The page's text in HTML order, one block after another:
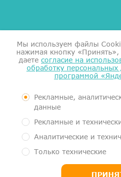
Справка для налоговой
Документы
Контролирующие органы
Пользовательское соглашение
Политика обработки персональных
Медицинский центр МеркуриМед.
1161101054663, ИНН 1101058834)
Мы используем файлы
нажимая кнопку
даете согласие на
обработку
программой
Рекламные,
данные
Рекламные и
Аналитические и
Только технические